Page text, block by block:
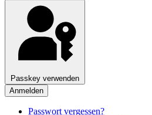
Passkey verwenden
Anmelden
Passwort vergessen?